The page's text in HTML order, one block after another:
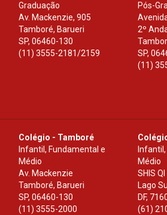
Graduação
Av. Mackenzie, 905
Tamboré, Barueri
SP,06460-130
(11) 3555-2181/2159
Pós-
2º
SP,
(11)
Colégio - Tamboré
Infantil, Fundamental e
Médio
Av. Mackenzie
Tamboré, Barueri
SP,06460-130
(11) 3555-2000
Médio
SHIS
Lago
DF,
(61)